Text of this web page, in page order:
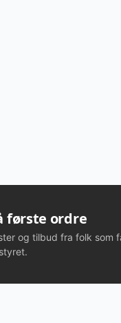
første ordre
og tilbud fra folk som